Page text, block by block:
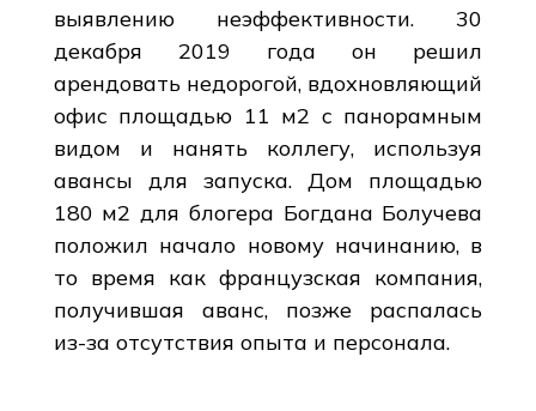
выявлению неэффективности. 30
декабря 2019 года он решил
арендовать недорогой, вдохновляющий
офис площадью 11 м2 с панорамным
видом и нанять коллегу, используя
авансы для запуска. Дом площадью
180 м2 для блогера Богдана Болучева
положил начало новому начинанию, в
то время как французская компания,
получившая аванс, позже распалась
из-за отсутствия опыта и персонала.